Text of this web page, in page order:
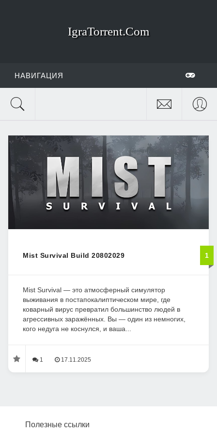
IgraTorrent.Com
НАВИГАЦИЯ
Mist Survival Build 20802029 1
Mist Survival — это атмосферный симулятор
выживания в постапокалиптическом мире, где
коварный вирус превратил большинство людей в
агрессивных заражённых. Вы — один из немногих,
кого недуга не коснулся, и ваша...
1 17.11.2025
Полезные ссылки